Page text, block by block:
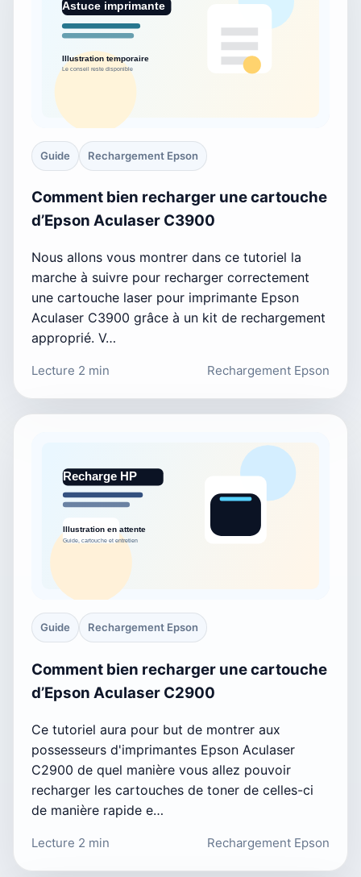
Guide Rechargement Epson
Comment bien recharger une cartouche
d’Epson Aculaser C3900
Nous allons vous montrer dans ce tutoriel la
marche à suivre pour recharger correctement
une cartouche laser pour imprimante Epson
Aculaser C3900 grâce à un kit de rechargement
approprié. V…
Lecture 2 min Rechargement Epson
Guide Rechargement Epson
Comment bien recharger une cartouche
d’Epson Aculaser C2900
Ce tutoriel aura pour but de montrer aux
possesseurs d'imprimantes Epson Aculaser
C2900 de quel manière vous allez pouvoir
recharger les cartouches de toner de celles-ci
de manière rapide e…
Lecture 2 min Rechargement Epson